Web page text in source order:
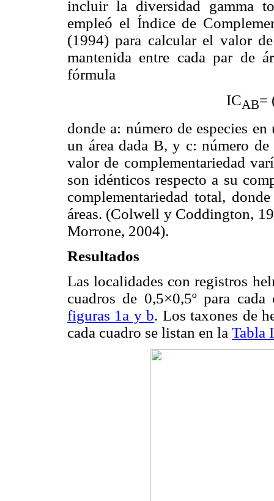
incluir la diversidad gamma
empleó el Índice de
(1994) para calcular el valor
mantenida entre cada par de
fórmula
ICAB=
donde a: número de especies
un área dada B, y c: número de
valor de complementariedad
son idénticos respecto a su
complementariedad total,
áreas. (Colwell y Coddington,
Morrone, 2004).
Resultados
Las localidades con registros
cuadros de 0,5×0,5º para
figuras 1a y b. Los taxones de
cada cuadro se listan en la Tabla I